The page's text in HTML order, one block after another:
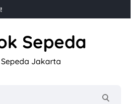
Sepeda
Sepeda Jakarta